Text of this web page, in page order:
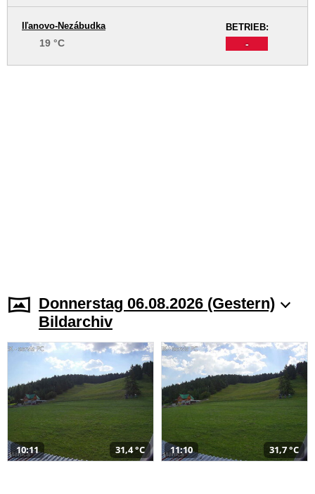
BETRIEB:
-
Iľanovo-Nezábudka
19 °C
Donnerstag 06.08.2026 (Gestern)
Bildarchiv
10:11 31,4 °C 11:10 31,7 °C